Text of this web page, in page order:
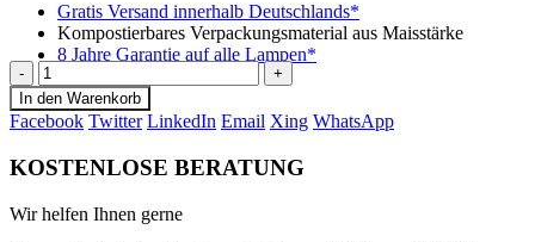
Gratis Versand innerhalb Deutschlands*
Kompostierbares Verpackungsmaterial aus Maisstärke
8 Jahre Garantie auf alle Lampen*
-
+
In den Warenkorb
Facebook Twitter LinkedIn Email Xing WhatsApp
KOSTENLOSE BERATUNG
Wir helfen Ihnen gerne